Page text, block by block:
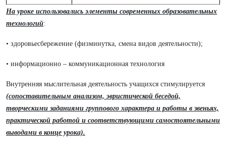
На уроке использовались элементы современных образовательных
технологий:
• здоровьесбережение (физминутка, смена видов деятельности);
• информационно – коммуникационная технология
Внутренняя мыслительная деятельность учащихся стимулируется
(сопоставительным анализом, эвристической беседой,
творческими заданиями группового характера и работы в звеньях,
практической работой и соответствующими самостоятельными
выводами в конце урока).